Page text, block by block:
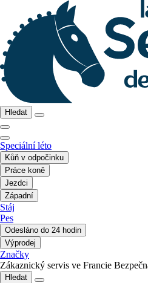
Hledat
Speciální léto
Kůň v odpočinku
Práce koně
Jezdci
Západní
Stáj
Pes
Odesláno do 24 hodin
Výprodej
Značky
Zákaznický servis ve Francie
Hledat